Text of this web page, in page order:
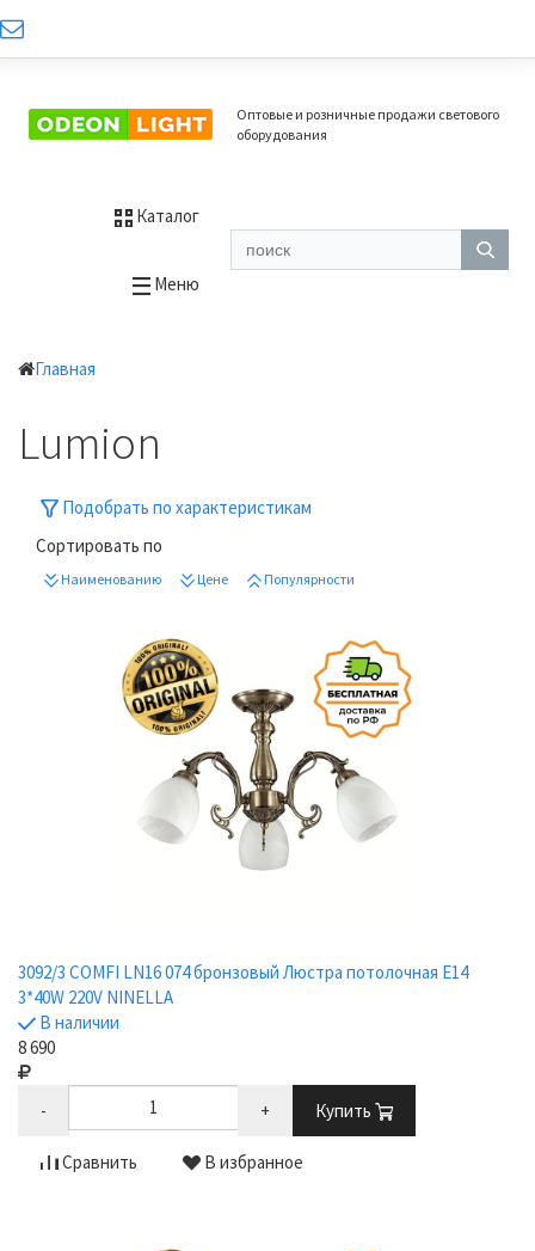
Оптовые и розничные продажи светового
оборудования
Каталог
Меню
Главная
Lumion
Подобрать по характеристикам
Сортировать по
Наименованию Цене Популярности
3092/3 COMFI LN16 074 бронзовый Люстра потолочная E14
3*40W 220V NINELLA
В наличии
8 690
- + Купить
Сравнить В избранное